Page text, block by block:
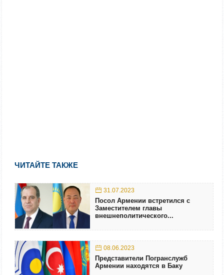
ЧИТАЙТЕ ТАКЖЕ
31.07.2023
Посол Армении встретился с
Заместителем главы
внешнеполитического...
08.06.2023
Представители Погранслужб
Армении находятся в Баку